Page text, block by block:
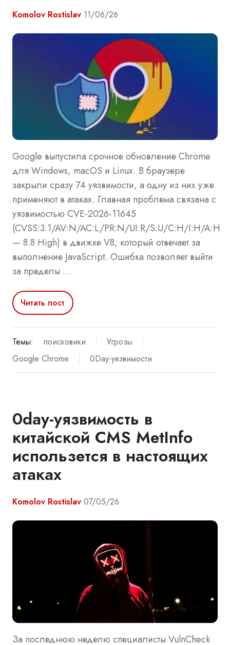
Komolov Rostislav 11/06/26
Google выпустила срочное обновление Chrome
для Windows, macOS и Linux. В браузере
закрыли сразу 74 уязвимости, а одну из них уже
применяют в атаках. Главная проблема связана с
уязвимостью CVE-2026-11645
(CVSS:3.1/AV:N/AC:L/PR:N/UI:R/S:U/C:H/I:H/A:H
— 8.8 High) в движке V8, который отвечает за
выполнение JavaScript. Ошибка позволяет выйти
за пределы …
Читать пост
Темы: поисковики
Угрозы
Google Chrome
0Day-уязвимости
0day-уязвимость в
китайской CMS MetInfo
использeтся в настоящих
атаках
Komolov Rostislav 07/05/26
За последнюю неделю специалисты VulnCheck